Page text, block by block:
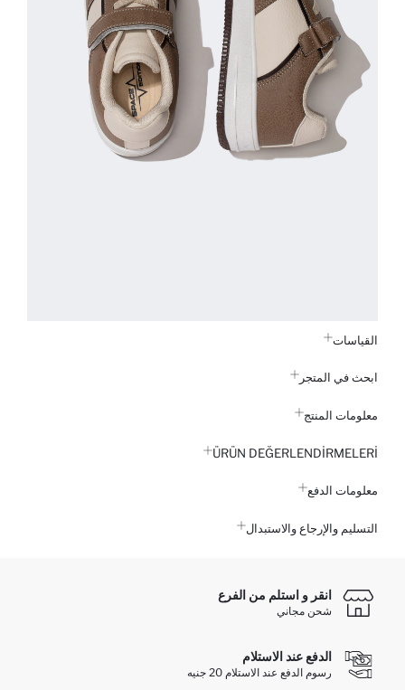
القياسات
ابحث في المتجر
معلومات المنتج
ÜRÜN DEĞERLENDİRMELERİ
معلومات الدفع
التسليم والإرجاع والاستبدال
انقر و استلم من الفرع
شحن مجاني
الدفع عند الاستلام
رسوم الدفع عند الاستلام 20 جنيه